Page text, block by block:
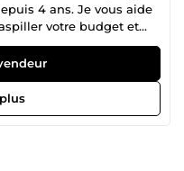
4 ans. Je vous aide
votre budget et
rentables.
à l’acquisition et à la
infoproduits,
immobilier, esthétique,
et ventes au scaling